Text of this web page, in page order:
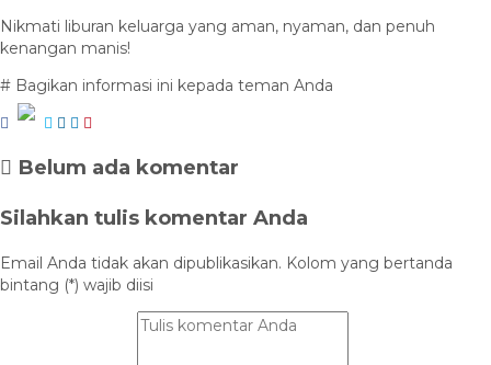
Nikmati liburan keluarga yang aman, nyaman, dan penuh
kenangan manis!
# Bagikan informasi ini kepada teman Anda
Belum ada komentar
Silahkan tulis komentar Anda
Email Anda tidak akan dipublikasikan. Kolom yang bertanda
bintang (*) wajib diisi